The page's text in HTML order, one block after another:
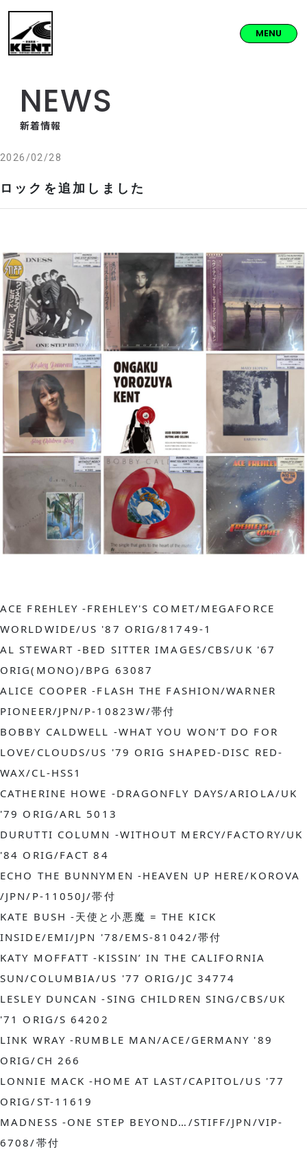
MENU
NEWS
新着情報
2026/02/28
ロックを追加しました
ACE FREHLEY -FREHLEY'S COMET/MEGAFORCE
WORLDWIDE/US '87 ORIG/81749-1
AL STEWART -BED SITTER IMAGES/CBS/UK '67
ORIG(MONO)/BPG 63087
ALICE COOPER -FLASH THE FASHION/WARNER
PIONEER/JPN/P-10823W/帯付
BOBBY CALDWELL -WHAT YOU WON’T DO FOR
LOVE/CLOUDS/US '79 ORIG SHAPED-DISC RED-
WAX/CL-HSS1
CATHERINE HOWE -DRAGONFLY DAYS/ARIOLA/UK
'79 ORIG/ARL 5013
DURUTTI COLUMN -WITHOUT MERCY/FACTORY/UK
'84 ORIG/FACT 84
ECHO THE BUNNYMEN -HEAVEN UP HERE/KOROVA
/JPN/P-11050J/帯付
KATE BUSH -天使と小悪魔 = THE KICK
INSIDE/EMI/JPN '78/EMS-81042/帯付
KATY MOFFATT -KISSIN’ IN THE CALIFORNIA
SUN/COLUMBIA/US '77 ORIG/JC 34774
LESLEY DUNCAN -SING CHILDREN SING/CBS/UK
'71 ORIG/S 64202
LINK WRAY -RUMBLE MAN/ACE/GERMANY '89
ORIG/CH 266
LONNIE MACK -HOME AT LAST/CAPITOL/US '77
ORIG/ST-11619
MADNESS -ONE STEP BEYOND…/STIFF/JPN/VIP-
6708/帯付